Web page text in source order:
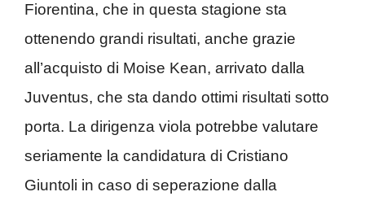
Fiorentina, che in questa stagione sta
ottenendo grandi risultati, anche grazie
all’acquisto di Moise Kean, arrivato dalla
Juventus, che sta dando ottimi risultati sotto
porta. La dirigenza viola potrebbe valutare
seriamente la candidatura di Cristiano
Giuntoli in caso di seperazione dalla